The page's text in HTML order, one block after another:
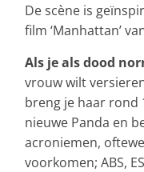
De scène is
film ‘Manhattan’
Als je als dood
vrouw wilt
breng je haar rond
nieuwe Panda en
acroniemen,
voorkomen; ABS,